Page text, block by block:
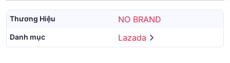
Thương Hiệu NO BRAND
Danh mục Lazada